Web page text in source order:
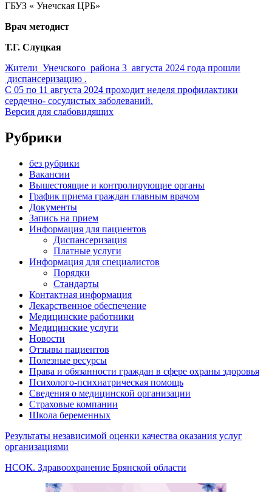
ГБУЗ « Унечская ЦРБ»
Врач методист
Т.Г. Слуцкая
Жители Унечского района 3 августа 2024 года прошли
диспансеризацию .
С 05 по 11 августа 2024 проходит неделя профилактики
сердечно- сосудистых заболеваний.
Версия для слабовидящих
Рубрики
без рубрики
Вакансии
Вышестоящие и контролирующие органы
График приема граждан главным врачом
Документы
Запись на прием
Информация для пациентов
Диспансеризация
Платные услуги
Информация для специалистов
Порядки
Стандарты
Контактная информация
Лекарственное обеспечение
Медицинские работники
Медицинские услуги
Новости
Отзывы пациентов
Полезные ресурсы
Права и обязанности граждан в сфере охраны здоровья
Психолого-психиатрическая помощь
Сведения о медицинской организации
Страховые компании
Школа беременных
Результаты независимой оценки качества оказания услуг
организациями
НСОК. Здравоохранение Брянской области